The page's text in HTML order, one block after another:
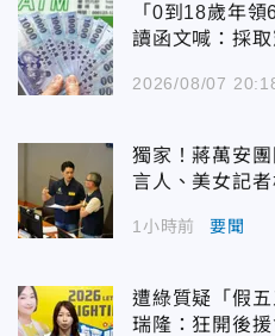
「0到18歲年
讀函文喊：採
2026/08/07
獨家！蔣萬安
言人、美女記
1小時前 要聞
遭綠質疑「假
瑞隆：狂開後